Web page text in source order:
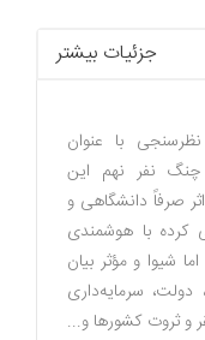
جزئیات بیشتر
نظرسنجی با عنوان
چنگ نفر نهم این
صرفاً دانشگاهی و
با هوشمندی
شیوا و مؤثر بیان
سرمایه‌داری
و ثروت کشورها و...